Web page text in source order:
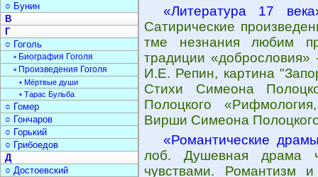
«Литература 17
Сатирические
тме незнания любим
традиции
И.Е. Репин, картина
Стихи Симеона
Полоцкого
Вирши Симеона
«Романтические
лоб. Душевная драма
чувствами. Романтизм
○ Бунин
В
Г
○ Гоголь
▫ Биография Гоголя
▫ Произведения Гоголя
• Мёртвые души
• Тарас Бульба
○ Гомер
○ Гончаров
○ Горький
○ Грибоедов
Д
○ Достоевский